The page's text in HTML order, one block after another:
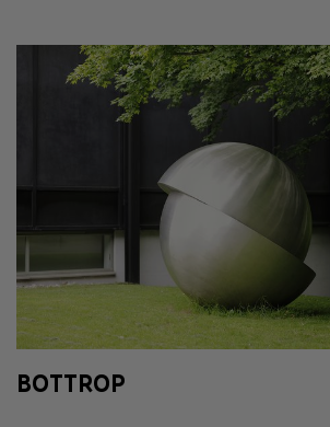
BOTTROP